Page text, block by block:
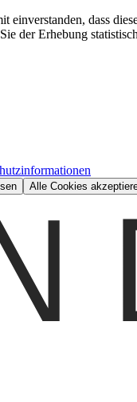
einverstanden, dass
der Erhebung
Alle Cookies